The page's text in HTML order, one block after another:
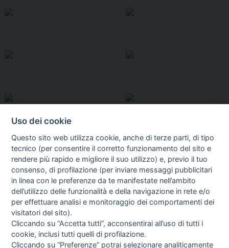
I libri Vedi tutti
Uso dei cookie
Questo sito web utilizza cookie, anche di terze parti, di tipo
tecnico (per consentire il corretto funzionamento del sito e
rendere più rapido e migliore il suo utilizzo) e, previo il tuo
consenso, di profilazione (per inviare messaggi pubblicitari
in linea con le preferenze da te manifestate nell’ambito
dell’utilizzo delle funzionalità e della navigazione in rete e/o
per effettuare analisi e monitoraggio dei comportamenti dei
visitatori del sito).
Cliccando su “Accetta tutti”, acconsentirai all’uso di tutti i
cookie, inclusi tutti quelli di profilazione.
Cliccando su “Preferenze” potrai selezionare analiticamente